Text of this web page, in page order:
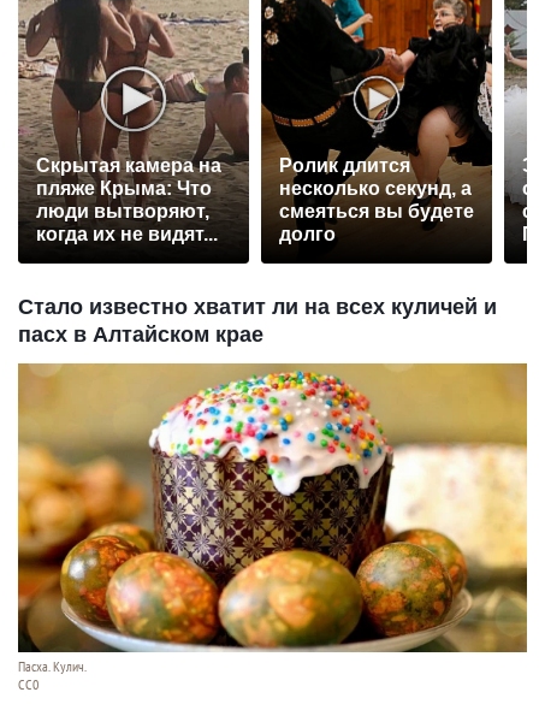
Скрытая камера на
пляже Крыма: Что
люди вытворяют,
когда их не видят...
Ролик длится
несколько секунд, а
смеяться вы будете
долго
Стало известно хватит ли на всех куличей и
пасх в Алтайском крае
Пасха. Кулич.
СС0